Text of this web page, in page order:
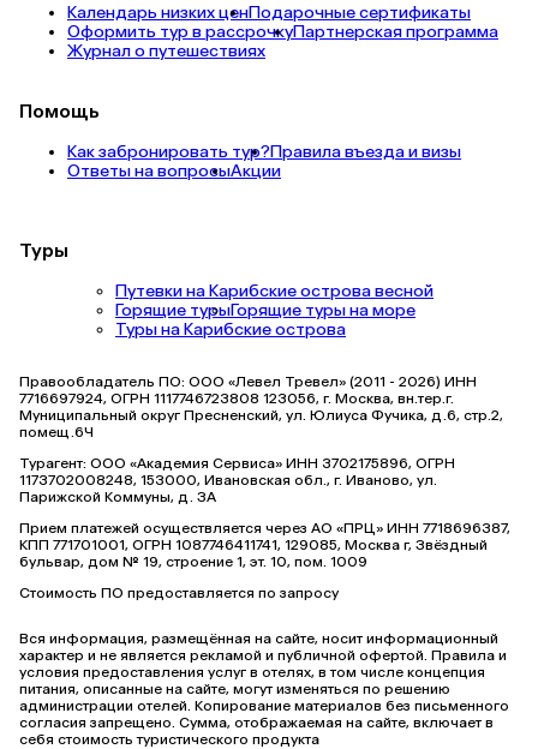
Календарь низких ценПодарочные сертификаты
Оформить тур в рассрочкуПартнерская программа
Журнал о путешествиях
Помощь
Как забронировать тур?Правила въезда и визы
Ответы на вопросыАкции
Туры
Путевки на Карибские острова весной
Горящие турыГорящие туры на море
Туры на Карибские острова
Правообладатель ПО: ООО «Левел Тревел» (2011 - 2026) ИНН
7716697924, ОГРН 1117746723808 123056, г. Москва, вн.тер.г.
Муниципальный округ Пресненский, ул. Юлиуса Фучика, д.6, стр.2,
помещ.6Ч
Турагент: ООО «Академия Сервиса» ИНН 3702175896, ОГРН
1173702008248, 153000, Ивановская обл., г. Иваново, ул.
Парижской Коммуны, д. ЗА
Прием платежей осуществляется через АО «ПРЦ» ИНН 7718696387,
КПП 771701001, ОГРН 1087746411741, 129085, Москва г, Звёздный
бульвар, дом № 19, строение 1, эт. 10, пом. 1009
Стоимость ПО предоставляется по запросу
Вся информация, размещённая на сайте, носит информационный
характер и не является рекламой и публичной офертой. Правила и
условия предоставления услуг в отелях, в том числе концепция
питания, описанные на сайте, могут изменяться по решению
администрации отелей. Копирование материалов без письменного
согласия запрещено. Сумма, отображаемая на сайте, включает в
себя стоимость туристического продукта